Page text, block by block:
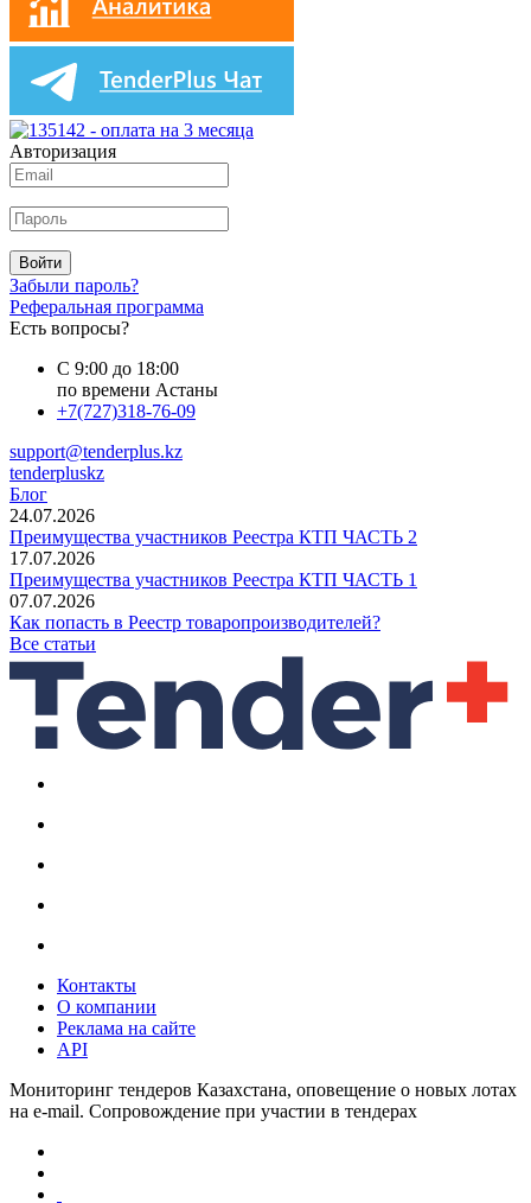
Авторизация
Войти
Забыли пароль?
Реферальная программа
Есть вопросы?
С 9:00 до 18:00
по времени Астаны
+7(727)318-76-09
support@tenderplus.kz
tenderpluskz
Блог
24.07.2026
Преимущества участников Реестра КТП ЧАСТЬ 2
17.07.2026
Преимущества участников Реестра КТП ЧАСТЬ 1
07.07.2026
Как попасть в Реестр товаропроизводителей?
Все статьи
Контакты
О компании
Реклама на сайте
API
Мониторинг тендеров Казахстана, оповещение о новых лотах
на e-mail. Сопровождение при участии в тендерах